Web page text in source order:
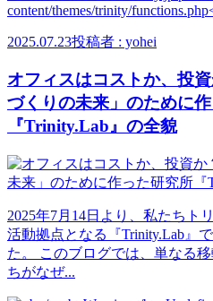
2025.07.23投稿者 : yohei
オフィスはコストか、投
づくりの未来」のために
『Trinity.Lab』の全貌
2025年7月14日より、私たちト
活動拠点となる『Trinity.Lab』
た。 このブログでは、単なる
ちがなぜ...